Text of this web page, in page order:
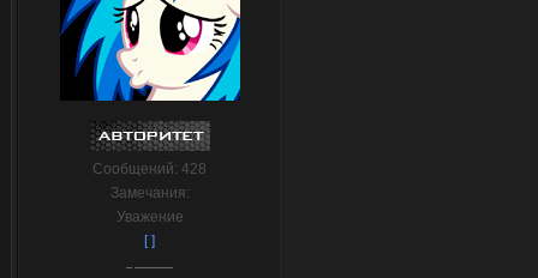
Сообщений: 428
Замечания:
Уважение
[ ]